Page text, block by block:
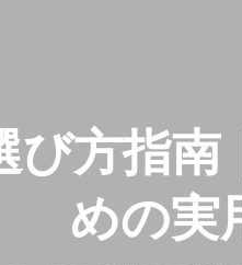
び方指南
めの実